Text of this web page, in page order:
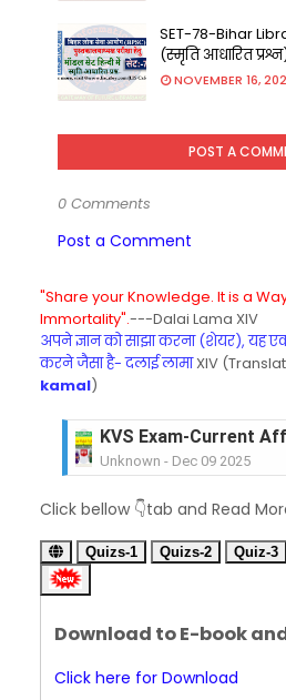
SET-78-Bihar
(स्मृति आधारित
NOVEMBER 16,
POST A
0 Comments
Post a Comment
"Share your Knowledge. It is a
Immortality".---Dalai Lama XIV
अपने ज्ञान को साझा करना (शेयर), यह
करने जैसा है- दलाई लामाXIV
kamal)
KVS Exam-Current
Unknown - Dec 09 2025
Unknown- Dec 08 2025
KVS Exam-Current
Unknown-Dec 07 2025
KVS Exam-Current
KVS Exam-Current
Click bellow 👇tab and Read
Quizs-1 Quizs-2 Quiz-3
Download to E-book
Click here for Download